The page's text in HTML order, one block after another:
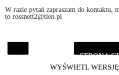
W razie pytań zapraszam do kontaktu,
to rossnett2@tlen.pl
STRONA
WYŚWIETL